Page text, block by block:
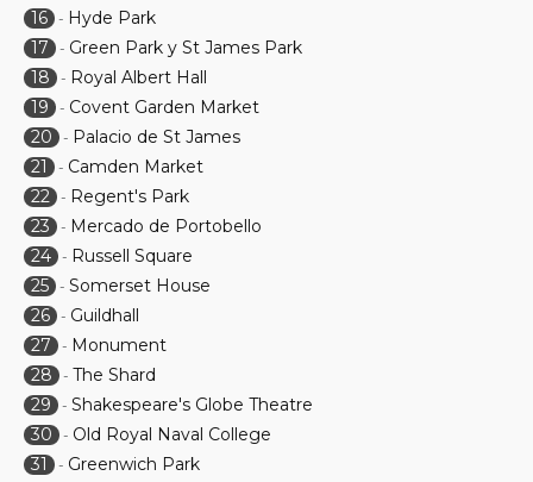
16 - Hyde Park
17
- Green Park y St James Park
18
- Royal Albert Hall
19
- Covent Garden Market
20
- Palacio de St James
21
- Camden Market
22 - Regent's Park
23
- Mercado de Portobello
24 - Russell Square
25 - Somerset House
26 - Guildhall
27
- Monument
28
- The Shard
29
- Shakespeare's Globe Theatre
30
- Old Royal Naval College
31
- Greenwich Park